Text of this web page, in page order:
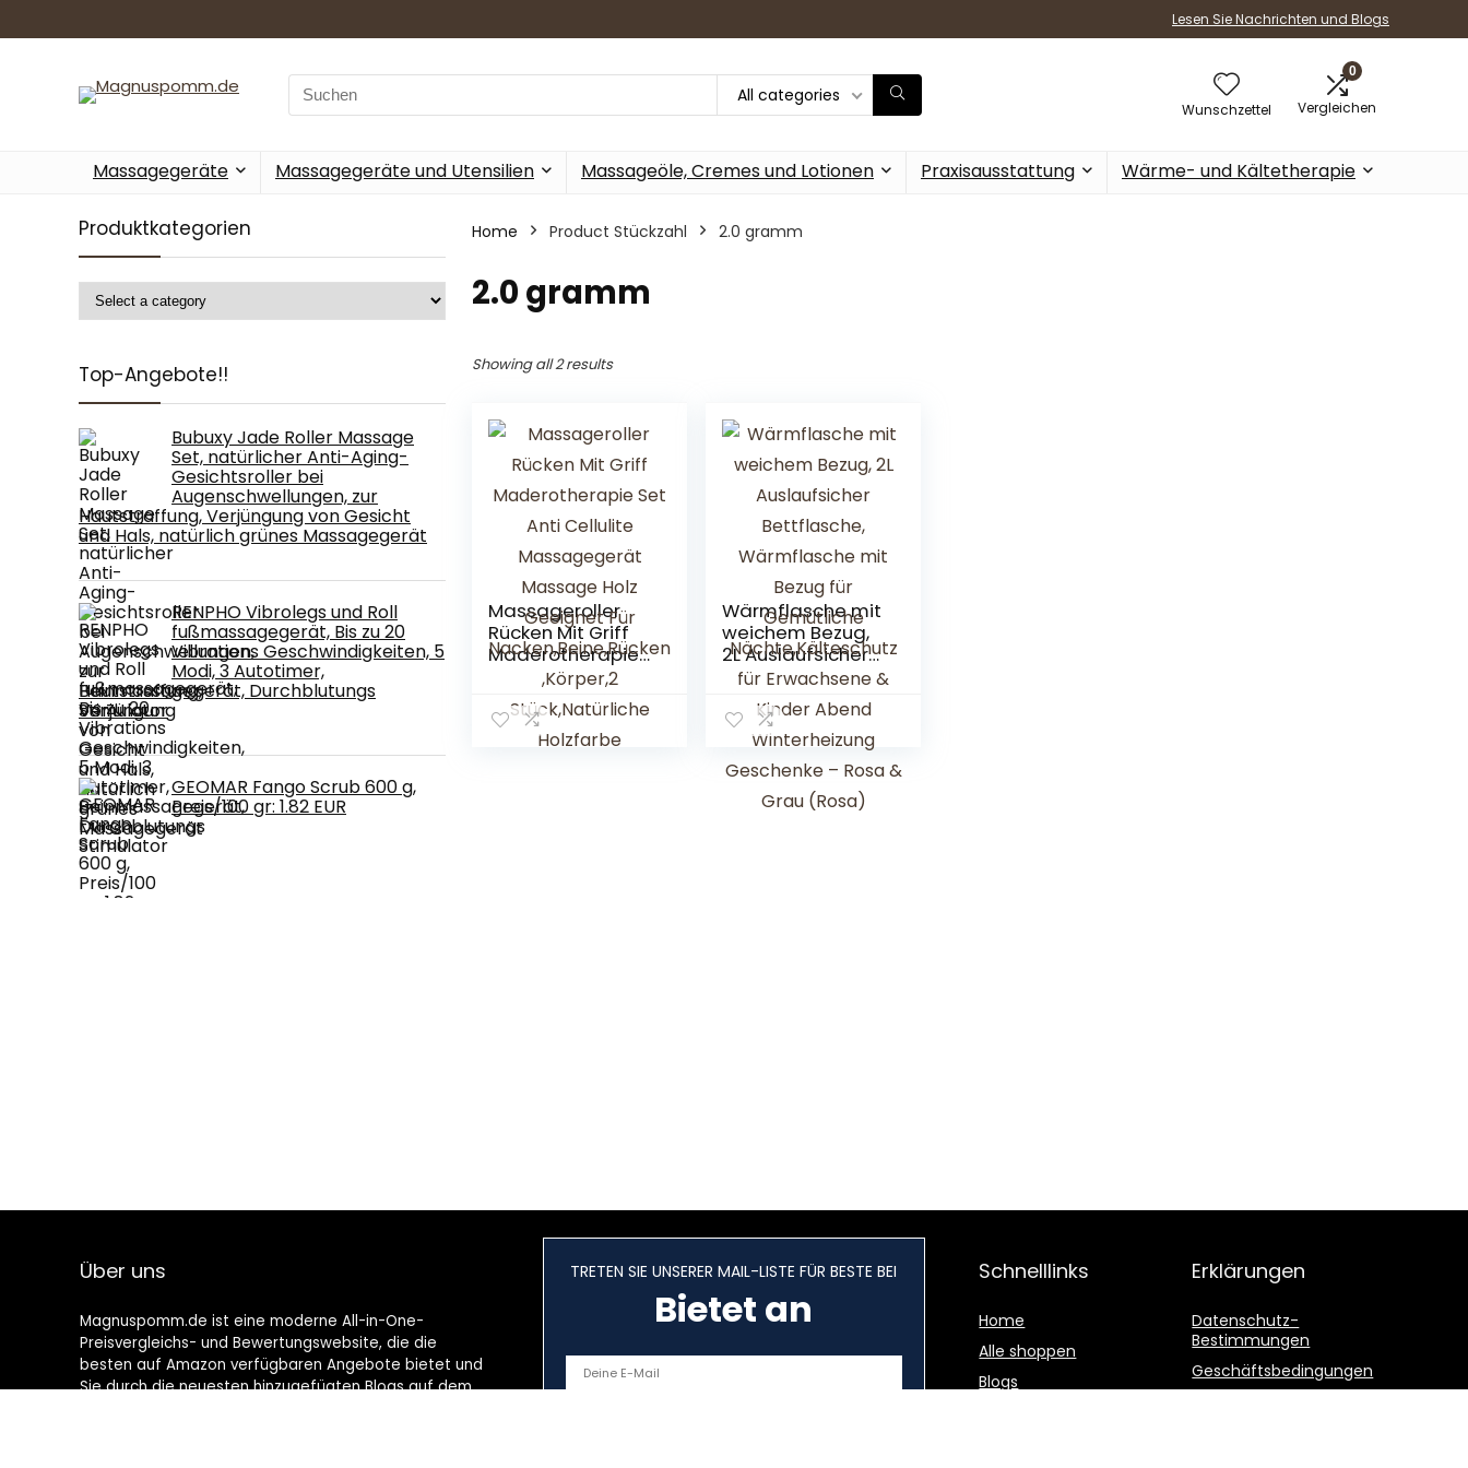
Lesen Sie Nachrichten und Blogs
Search
for:
All categories
Wunschzettel
0
Vergleichen
Massagegeräte Massagegeräte und Utensilien Massageöle, Cremes und Lotionen Praxisausstattung Wärme- und Kältetherapie
Produktkategorien
Top-Angebote!!
Bubuxy Jade Roller Massage
Set, natürlicher Anti-Aging-
Gesichtsroller bei
Augenschwellungen, zur
Hautstraffung, Verjüngung von Gesicht
und Hals, natürlich grünes Massagegerät
RENPHO Vibrolegs und Roll
fußmassagegerät, Bis zu 20
Vibrations Geschwindigkeiten, 5
Modi, 3 Autotimer,
Beinmassagegerät, Durchblutungs
Stimulator
GEOMAR Fango Scrub 600 g,
Preis/100 gr: 1.82 EUR
Home Product Stückzahl ‎2.0 gramm
‎2.0 gramm
Showing all 2 results
Massageroller
Rücken Mit Griff
Maderotherapie
Set Anti Cellulite
Massagegerät
Massage Holz
Geeignet Für
Wärmflasche mit
weichem Bezug,
2L Auslaufsicher
Bettflasche,
Wärmflasche mit
Bezug für
Gemütliche
Nächte,Kälteschu
tz für Erwachsene
& Kinder Abend
Über uns
Magnuspomm.de ist eine moderne All-in-One-
Preisvergleichs- und Bewertungswebsite, die die
besten auf Amazon verfügbaren Angebote bietet und
Sie durch die neuesten hinzugefügten Blogs auf dem
TRETEN SIE UNSERER MAIL-LISTE FÜR BESTE BEI
Bietet an
Schnelllinks
Home
Alle shoppen
Blogs
Erklärungen
Datenschutz-
Bestimmungen
Geschäftsbedingungen